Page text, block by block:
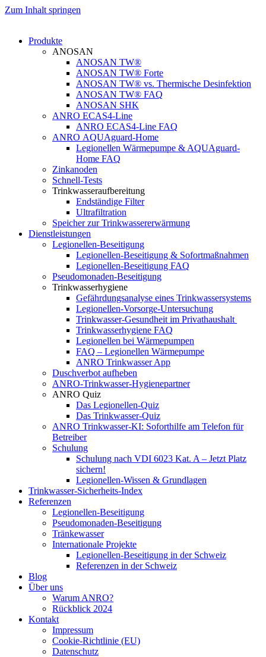
Zum Inhalt springen
Produkte
ANOSAN
ANOSAN TW®
ANOSAN TW® Forte
ANOSAN TW® vs. Thermische Desinfektion
ANOSAN TW® FAQ
ANOSAN SHK
ANRO ECAS4-Line
ANRO ECAS4-Line FAQ
ANRO AQUAguard-Home
Legionellen Wärmepumpe & AQUAguard-
Home FAQ
Zinkanoden
Schnell-Tests
Trinkwasseraufbereitung
Endständige Filter
Ultrafiltration
Speicher zur Trinkwassererwärmung
Dienstleistungen
Legionellen-Beseitigung
Legionellen-Beseitigung & Sofortmaßnahmen
Legionellen-Beseitigung FAQ
Pseudomonaden-Beseitigung
Trinkwasserhygiene
Gefährdungsanalyse eines Trinkwassersystems
Legionellen-Vorsorge-Untersuchung
Trinkwasser-Gesundheit im Privathaushalt
Trinkwasserhygiene FAQ
Legionellen bei Wärmepumpen
FAQ – Legionellen Wärmepumpe
ANRO Trinkwasser App
Duschverbot aufheben
ANRO-Trinkwasser-Hygienepartner
ANRO Quiz
Das Legionellen-Quiz
Das Trinkwasser-Quiz
ANRO Trinkwasser-KI: Soforthilfe am Telefon für
Betreiber
Schulung
Schulung nach VDI 6023 Kat. A – Jetzt Platz
sichern!
Legionellen-Wissen & Grundlagen
Trinkwasser-Sicherheits-Index
Referenzen
Legionellen-Beseitigung​
Pseudomonaden-Beseitigung​
Tränkewasser
Internationale Projekte
Legionellen-Beseitigung in der Schweiz
Referenzen in der Schweiz
Blog
Über uns
Warum ANRO?
Rückblick 2024
Kontakt
Impressum
Cookie-Richtlinie (EU)
Datenschutz